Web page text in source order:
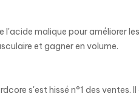
malique pour améliorer
et gagner en volume.
s'est hissé n°1 des